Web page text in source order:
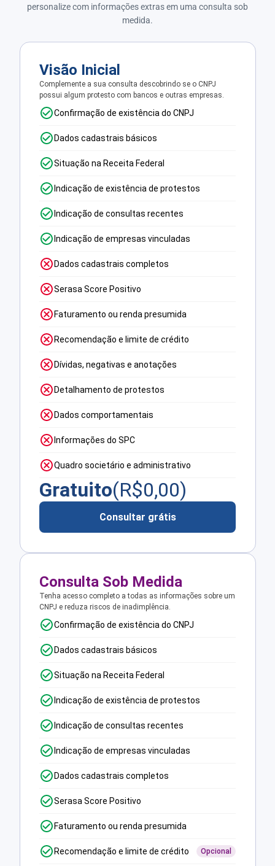
personalize com informações extras em uma consulta sob
medida.
Visão Inicial
Complemente a sua consulta descobrindo se o CNPJ
possui algum protesto com bancos e outras empresas.
Confirmação de existência do CNPJ
Dados cadastrais básicos
Situação na Receita Federal
Indicação de existência de protestos
Indicação de consultas recentes
Indicação de empresas vinculadas
Dados cadastrais completos
Serasa Score Positivo
Faturamento ou renda presumida
Recomendação e limite de crédito
Dívidas, negativas e anotações
Detalhamento de protestos
Dados comportamentais
Informações do SPC
Quadro societário e administrativo
Gratuito(R$0,00)
Consultar grátis
Consulta Sob Medida
Tenha acesso completo a todas as informações sobre um
CNPJ e reduza riscos de inadimplência.
Confirmação de existência do CNPJ
Dados cadastrais básicos
Situação na Receita Federal
Indicação de existência de protestos
Indicação de consultas recentes
Indicação de empresas vinculadas
Dados cadastrais completos
Serasa Score Positivo
Faturamento ou renda presumida
Recomendação e limite de crédito Opcional